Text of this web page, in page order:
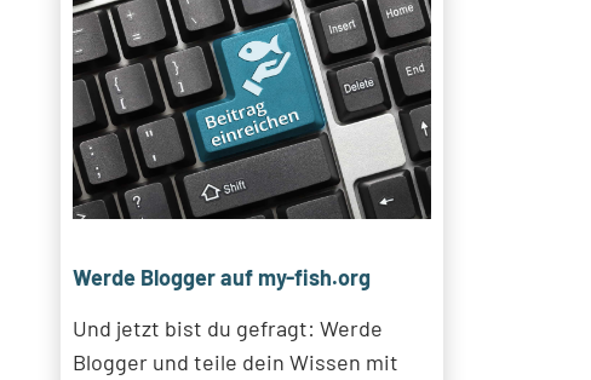
Werde Blogger auf my-fish.org
Und jetzt bist du gefragt: Werde
Blogger und teile dein Wissen mit